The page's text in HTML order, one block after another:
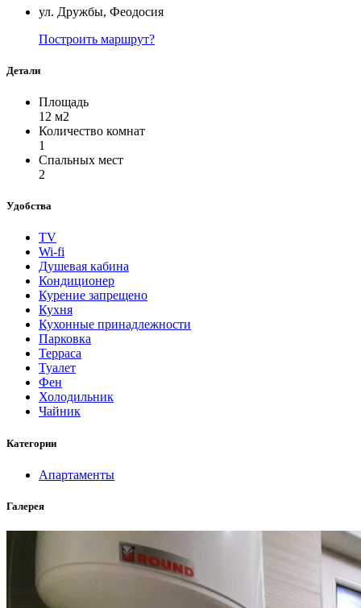
ул. Дружбы, Феодосия
Построить маршрут?
Детали
Площадь
12 м2
Количество комнат
1
Спальных мест
2
Удобства
TV
Wi-fi
Душевая кабина
Кондиционер
Курение запрещено
Кухня
Кухонные принадлежности
Парковка
Терраса
Туалет
Фен
Холодильник
Чайник
Категории
Апартаменты
Галерея